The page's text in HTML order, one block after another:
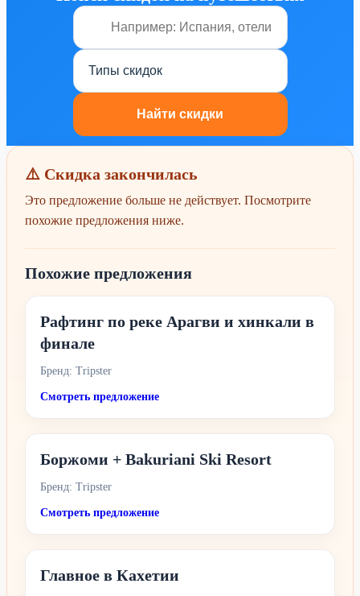
⚠️ Скидка закончилась
Это предложение больше не действует. Посмотрите
похожие предложения ниже.
Похожие предложения
Рафтинг по реке Арагви и хинкали в
финале
Бренд: Tripster
Смотреть предложение
Боржоми + Bakuriani Ski Resort
Бренд: Tripster
Смотреть предложение
Главное в Кахетии